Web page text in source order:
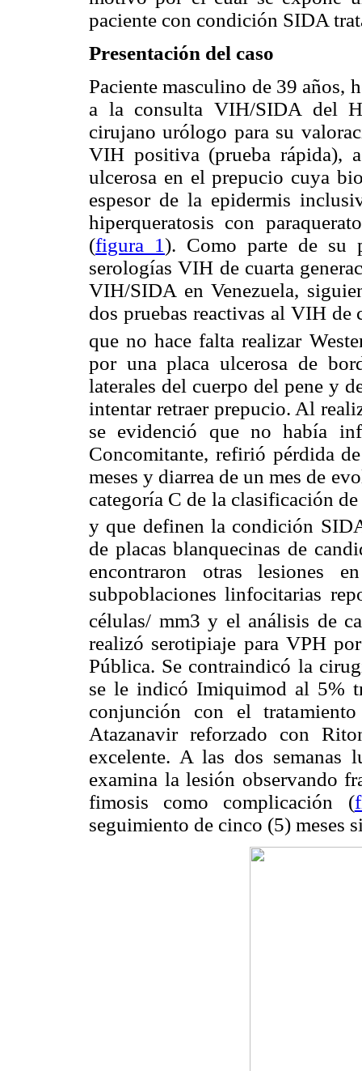
paciente con condición SIDA
Presentación del caso
Paciente masculino de 39 años,
a la consulta VIH/SIDA del
cirujano urólogo para su
VIH positiva (prueba rápida),
ulcerosa en el prepucio cuya
espesor de la epidermis
hiperqueratosis con
(figura 1). Como parte de su
serologías VIH de cuarta
VIH/SIDA en Venezuela,
dos pruebas reactivas al VIH de
que no hace falta realizar
por una placa ulcerosa de
laterales del cuerpo del pene y
intentar retraer prepucio. Al
se evidenció que no había
Concomitante, refirió pérdida
meses y diarrea de un mes de
categoría C de la clasificación
y que definen la condición
de placas blanquecinas de
encontraron otras lesiones
subpoblaciones linfocitarias
células/ mm3 y el análisis de
realizó serotipiaje para VPH
Pública. Se contraindicó la
se le indicó Imiquimod al 5%
conjunción con el
Atazanavir reforzado con
excelente. A las dos semanas
examina la lesión observando
fimosis como complicación (
seguimiento de cinco (5) meses